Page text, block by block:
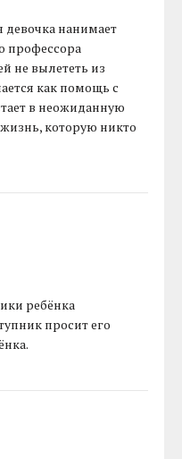
нанимает
профессора
не вылететь из
как помощь с
в неожиданную
которую никто
ребёнка
просит его